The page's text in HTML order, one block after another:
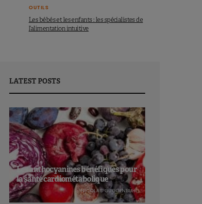
OUTILS
Les bébés et les enfants : les spécialistes de
l’alimentation intuitive
LATEST POSTS
Les anthocyanines bénéfiques pour
la santé cardiométabolique
NICOLAS GUGGENBÜHL